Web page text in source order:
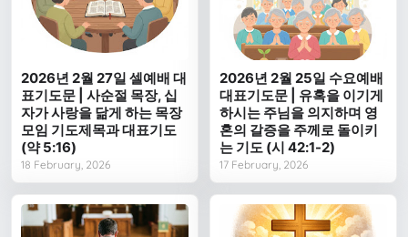
2026년 2월 27일 셀예배 대
표기도문 | 사순절 목장, 십
자가 사랑을 닮게 하는 목장
모임 기도제목과 대표기도
(약 5:16)
18 February, 2026
2026년 2월 25일 수요예배
대표기도문 | 유혹을 이기게
하시는 주님을 의지하며 영
혼의 갈증을 주께로 돌이키
는 기도 (시 42:1-2)
17 February, 2026